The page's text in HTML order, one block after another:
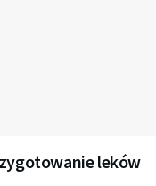
leków